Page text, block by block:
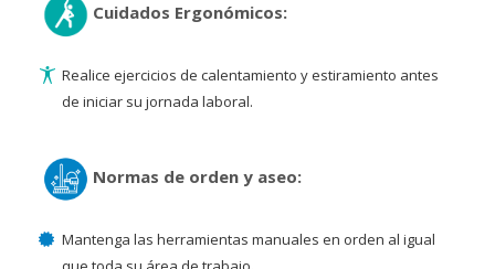
Cuidados Ergonómicos:
Realice ejercicios de calentamiento y estiramiento antes
de iniciar su jornada laboral.
Normas de orden y aseo:
Mantenga las herramientas manuales en orden al igual